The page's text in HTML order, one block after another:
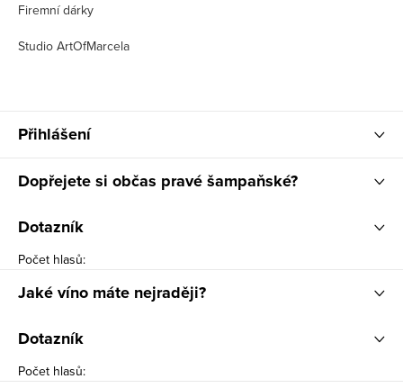
Firemní dárky
Studio ArtOfMarcela
Přihlášení
Dopřejete si občas pravé šampaňské?
Dotazník
Počet hlasů:
Jaké víno máte nejraději?
Dotazník
Počet hlasů: